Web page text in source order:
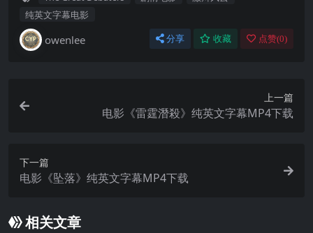
纯英文字幕电影
owenlee 分享 收藏 点赞(0)
上一篇
电影《雷霆潛殺》纯英文字幕MP4下载
下一篇
电影《坠落》纯英文字幕MP4下载
相关文章